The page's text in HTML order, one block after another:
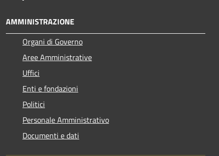
AMMINISTRAZIONE
Organi di Governo
Aree Amministrative
Uffici
Enti e fondazioni
Politici
Personale Amministrativo
Documenti e dati